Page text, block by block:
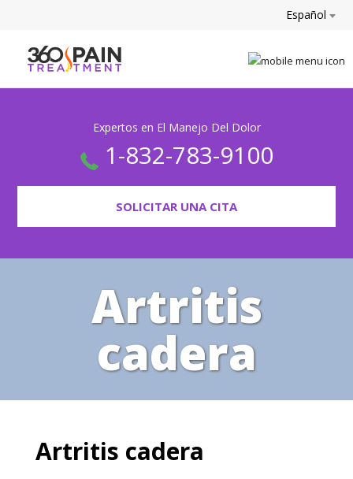
Español
Expertos en El Manejo Del Dolor
1-832-783-9100
SOLICITAR UNA CITA
Artritis
cadera
Artritis cadera